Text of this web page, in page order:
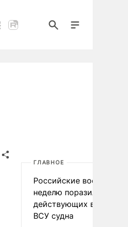
ГЛАВНОЕ
Российские военные за
неделю поразили 34
действующих в
ВСУ судна